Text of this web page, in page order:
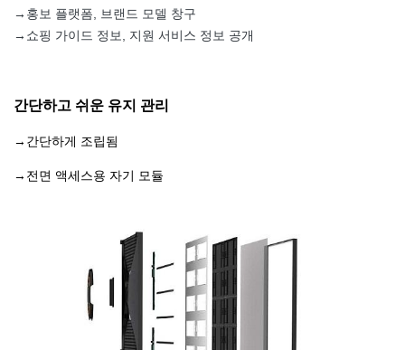
→ 홍보 플랫폼, 브랜드 모델 창구
→ 쇼핑 가이드 정보, 지원 서비스 정보 공개
간단하고 쉬운 유지 관리
→간단하게 조립됨
→전면 액세스용 자기 모듈